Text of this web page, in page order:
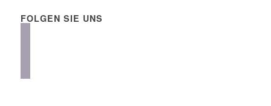
FOLGEN SIE UNS